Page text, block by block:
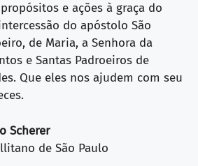
e ações à graça do
do apóstolo São
de Maria, a Senhora da
e Santas Padroeiros de
Que eles nos ajudem com seu
Scherer
de São Paulo